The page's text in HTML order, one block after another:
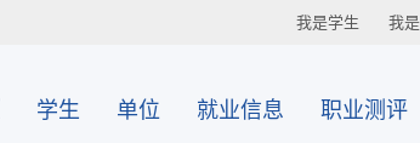
我是学生 我
学生 单位 就业信息 职业测评